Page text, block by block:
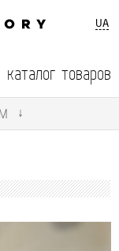
UA
каталог товаров
↓